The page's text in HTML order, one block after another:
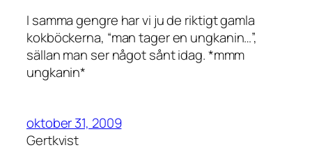
I samma gengre har vi ju de riktigt gamla
kokböckerna, “man tager en ungkanin…”,
sällan man ser något sånt idag. *mmm
ungkanin*
oktober 31, 2009
Gertkvist